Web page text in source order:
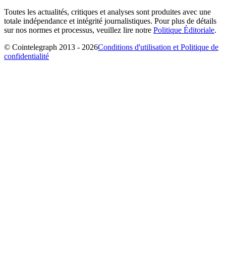
Toutes les actualités, critiques et analyses sont produites avec une
totale indépendance et intégrité journalistiques. Pour plus de détails
sur nos normes et processus, veuillez lire notre Politique Éditoriale.
© Cointelegraph 2013 - 2026Conditions d'utilisation et Politique de
confidentialité